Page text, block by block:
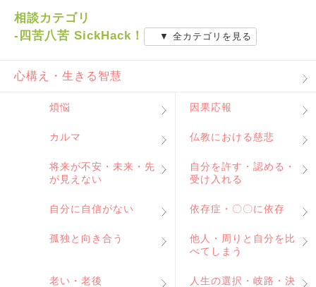
相談カテゴリ
-四苦八苦 SickHack！
▼ 全カテゴリを見る
心構え・生きる智慧
煩悩 因果応報
カルマ 仏教における慈悲
将来が不安・未来・先
が見えない
自分を許す・認める・
受け入れる
自分に自信がない 依存症・〇〇に依存
孤独と向き合う
他人・周りと自分を比
べてしまう
老い・老後
人生の選択・岐路・決